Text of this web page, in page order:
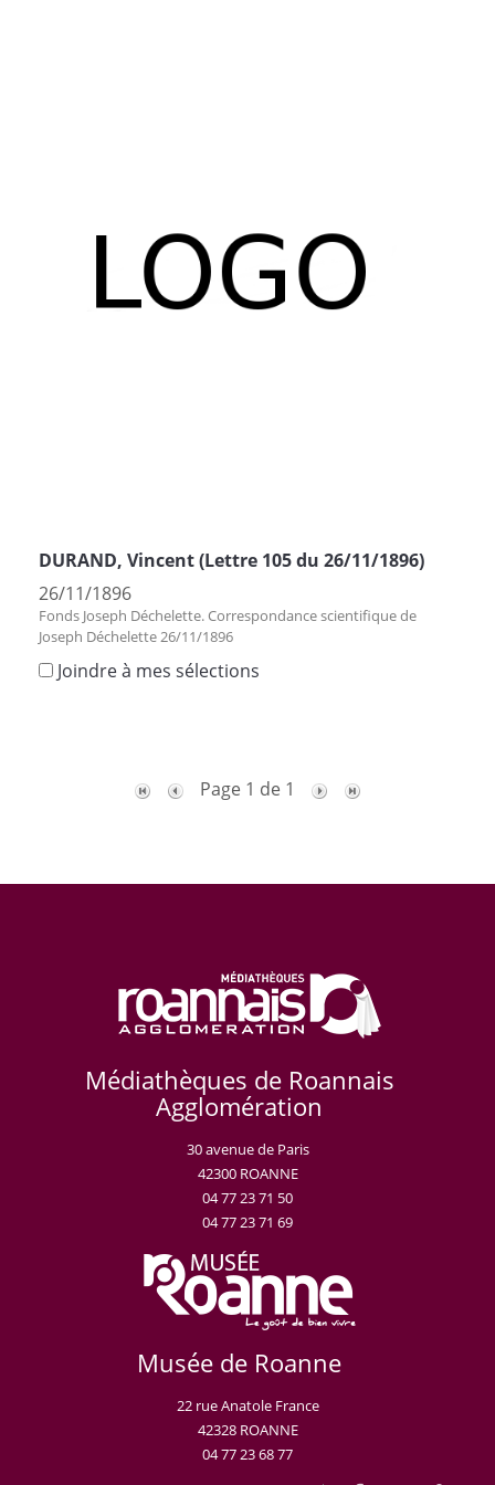
DURAND, Vincent (Lettre 105 du 26/11/1896)
26/11/1896
Fonds Joseph Déchelette. Correspondance scientifique de
Joseph Déchelette 26/11/1896
Joindre à mes sélections
Page 1 de 1
Médiathèques de Roannais
Agglomération
30 avenue de Paris
42300 ROANNE
04 77 23 71 50
04 77 23 71 69
Musée de Roanne
22 rue Anatole France
42328 ROANNE
04 77 23 68 77